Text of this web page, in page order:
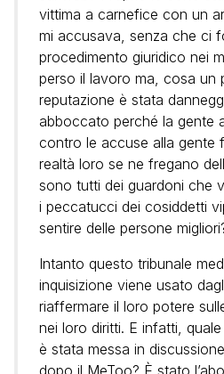
vittima a carnefice con un
mi accusava, senza che ci
procedimento giuridico nei
perso il lavoro ma, cosa un
reputazione è stata
abboccato perché la gente
contro le accuse alla gente
realtà loro se ne fregano
sono tutti dei guardoni che
i peccatucci dei cosiddetti
sentire delle persone
Intanto questo tribunale
inquisizione viene usato
riaffermare il loro potere
nei loro diritti. E infatti,
è stata messa in
dopo il MeToo? È stato